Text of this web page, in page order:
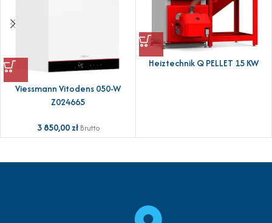
Viessmann Vitodens 050-W
Z024665
3 850,00zł Brutto
Heiztechnik Q PELLET 15 KW